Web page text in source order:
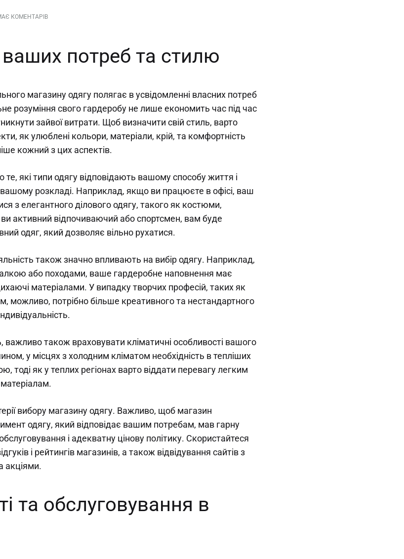
КОМЕНТАРІВДО
МАГАЗИН
ОДЯГУ:потреб та стилю
магазину одягу полягає в усвідомленні власних потреб
розуміння свого гардеробу не лише економить час під час
зайвої витрати. Щоб визначити свій стиль, варто
як улюблені кольори, матеріали, крій, та комфортність
кожний з цих аспектів.
які типи одягу відповідають вашому способу життя і
розкладі. Наприклад, якщо ви працюєте в офісі, ваш
з елегантного ділового одягу, такого як костюми,
активний відпочиваючий або спортсмен, вам буде
одяг, який дозволяє вільно рухатися.
також значно впливають на вибір одягу. Наприклад,
або походами, ваше гардеробне наповнення має
матеріалами. У випадку творчих професій, таких як
можливо, потрібно більше креативного та нестандартного
важливо також враховувати кліматичні особливості вашого
у місцях з холодним кліматом необхідність в тепліших
тоді як у теплих регіонах варто віддати перевагу легким
вибору магазину одягу. Важливо, щоб магазин
одягу, який відповідає вашим потребам, мав гарну
і адекватну цінову політику. Скористайтеся
і рейтингів магазинів, а також відвідування сайтів з
акціями.
та обслуговування в